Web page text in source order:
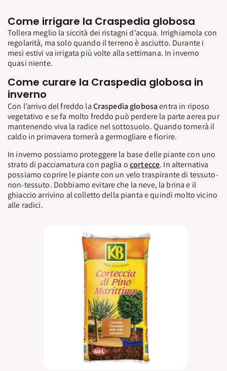
Come irrigare la Craspedia globosa
Tollera meglio la siccità dei ristagni d’acqua. Irrighiamola con
regolarità, ma solo quando il terreno è asciutto. Durante i
mesi estivi va irrigata più volte alla settimana. In inverno
quasi niente.
Come curare la Craspedia globosa in
inverno
Con l’arrivo del freddo laCraspedia globosaentra in riposo
vegetativo e se fa molto freddo può perdere la parte aerea pur
mantenendo viva la radice nel sottosuolo. Quando tornerà il
caldo in primavera tornerà a germogliare e fiorire.
In inverno possiamo proteggere la base delle piante con uno
strato di pacciamatura con paglia ocortecce. In alternativa
possiamo coprire le piante con un velo traspirante di tessuto-
non-tessuto. Dobbiamo evitare che la neve, la brina e il
ghiaccio arrivino al colletto della pianta e quindi molto vicino
alle radici.